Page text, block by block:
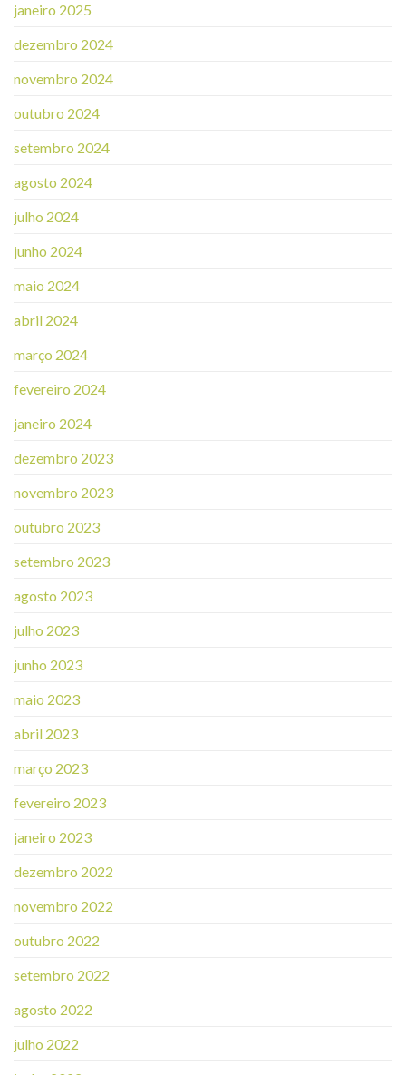
janeiro 2025
dezembro 2024
novembro 2024
outubro 2024
setembro 2024
agosto 2024
julho 2024
junho 2024
maio 2024
abril 2024
março 2024
fevereiro 2024
janeiro 2024
dezembro 2023
novembro 2023
outubro 2023
setembro 2023
agosto 2023
julho 2023
junho 2023
maio 2023
abril 2023
março 2023
fevereiro 2023
janeiro 2023
dezembro 2022
novembro 2022
outubro 2022
setembro 2022
agosto 2022
julho 2022